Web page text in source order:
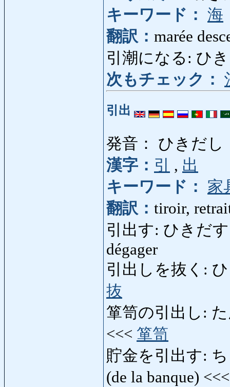
キーワード： 海
翻訳： marée
引潮になる: ひ
次もチェック：
引出
発音： ひきだし
漢字： 引 , 出
キーワード：
家
翻訳： tiroir,
引出す: ひきだす
dégager
引出しを抜く:
抜
箪笥の引出し:
<<< 箪笥
貯金を引出す:
(de la banque)